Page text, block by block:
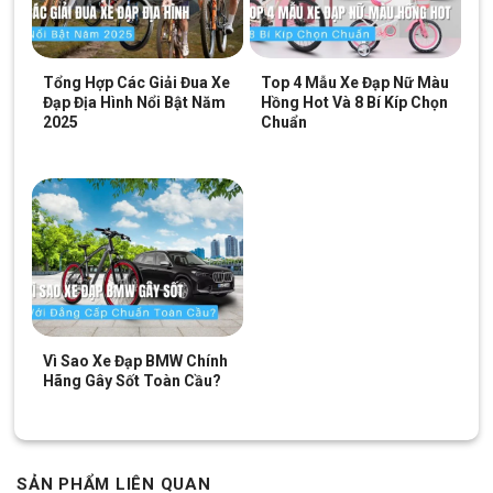
Trọng lượng xe 13.76kg
Hệ thống tay lái
Ghi đông (tay lái) Hợp kim thép Fornix
Phuộc
Hệ thống phanh
Tay bóp phanh
Phanh trước/sau
Tổng Hợp Các Giải Đua Xe
Đạp Địa Hình Nổi Bật Năm
2025
Top 4 Mẫu Xe Đạp Nữ Màu
Hồng Hot Và 8 Bí Kíp Chọn
Chuẩn
Vì Sao Xe Đạp BMW Chính
Hãng Gây Sốt Toàn Cầu?
SẢN PHẨM LIÊN QUAN